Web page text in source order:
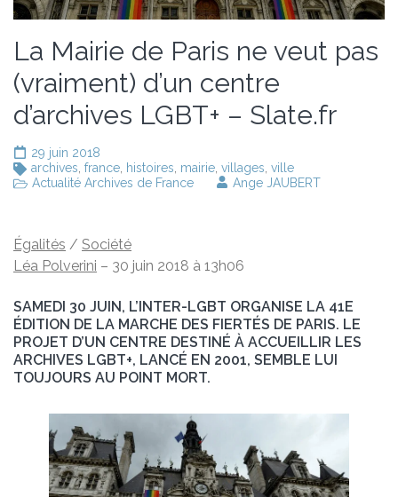
La Mairie de Paris ne veut pas
(vraiment) d’un centre
d’archives LGBT+ – Slate.fr
29 juin 2018
archives france histoires mairie villages ville
Actualité Archives de France
Ange JAUBERT
Égalités / Société
Léa Polverini – 30 juin 2018 à 13h06
SAMEDI 30 JUIN, L’INTER-LGBT ORGANISE LA 41E
ÉDITION DE LA MARCHE DES FIERTÉS DE PARIS. LE
PROJET D’UN CENTRE DESTINÉ À ACCUEILLIR LES
ARCHIVES LGBT+, LANCÉ EN 2001, SEMBLE LUI
TOUJOURS AU POINT MORT.